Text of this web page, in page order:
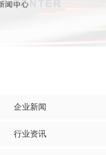
企业新闻
行业资讯